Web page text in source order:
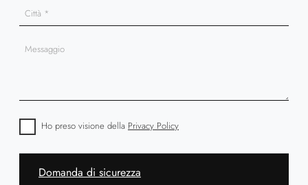
Ho preso visione della Privacy Policy
Domanda di sicurezza